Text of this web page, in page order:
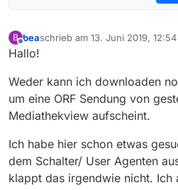
B
Offline
beaschrieb am 13. Juni 2019, 12:54
zuletzt editiert von
Hallo!
Weder kann ich downloaden
um eine ORF Sendung von
Mediathekview aufscheint.
Ich habe hier schon etwas
dem Schalter/ User Agenten
klappt das irgendwie nicht. Ich